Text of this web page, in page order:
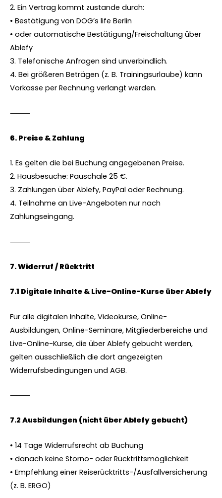
2. Ein Vertrag kommt zustande durch:
• Bestätigung von DOG’s life Berlin
• oder automatische Bestätigung/Freischaltung über
Ablefy
3. Telefonische Anfragen sind unverbindlich.
4. Bei größeren Beträgen (z. B. Trainingsurlaube) kann
Vorkasse per Rechnung verlangt werden.
⸻
6.⁠ ⁠Preise & Zahlung
1. Es gelten die bei Buchung angegebenen Preise.
2. Hausbesuche: Pauschale 25 €.
3. Zahlungen über Ablefy, PayPal oder Rechnung.
4. Teilnahme an Live-Angeboten nur nach
Zahlungseingang.
⸻
7.⁠ ⁠Widerruf / Rücktritt
7.1 Digitale Inhalte & Live-Online-Kurse über Ablefy
Für alle digitalen Inhalte, Videokurse, Online-
Ausbildungen, Online-Seminare, Mitgliederbereiche und
Live-Online-Kurse, die über Ablefy gebucht werden,
gelten ausschließlich die dort angezeigten
Widerrufsbedingungen und AGB.
⸻
7.2 Ausbildungen (nicht über Ablefy gebucht)
• 14 Tage Widerrufsrecht ab Buchung
• danach keine Storno- oder Rücktrittsmöglichkeit
• Empfehlung einer Reiserücktritts-/Ausfallversicherung
(z. B. ERGO)